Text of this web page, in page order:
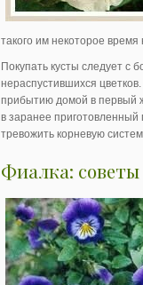
такого им некоторое
Покупать кусты следует с
нераспустившихся
прибытию домой в первый
в заранее
тревожить корневую
Фиалка: